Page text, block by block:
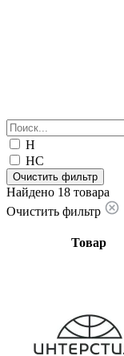
Н
НС
Очистить фильтр
Найдено 18 товара
Очистить фильтр
Товар